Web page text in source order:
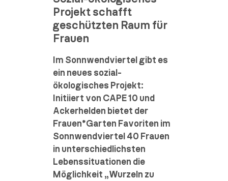
Projekt schafft
geschützten Raum für
Frauen
Im Sonnwendviertel gibt es
ein neues sozial-
ökologisches Projekt:
Initiiert von CAPE 10 und
Ackerhelden bietet der
Frauen*Garten Favoriten im
Sonnwendviertel 40 Frauen
in unterschiedlichsten
Lebenssituationen die
Möglichkeit „Wurzeln zu